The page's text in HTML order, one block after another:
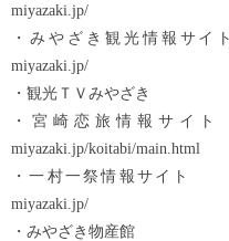
miyazaki.jp/
・みやざき観光情報サイ
miyazaki.jp/
・観光ＴＶみやざき
・宮崎恋旅情報
miyazaki.jp/koitabi/main.html
・一村一祭情報サ
miyazaki.jp/
・みやざき物産館